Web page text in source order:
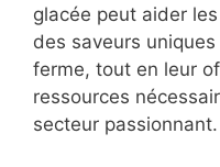
glacée peut aider
des saveurs
ferme, tout en leur
ressources
secteur passionnant.